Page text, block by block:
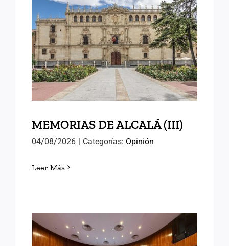
MEMORIAS DE ALCALÁ
(III)
MEMORIAS DE ALCALÁ (III)
04/08/2026 | Categorías: Opinión
Leer Más